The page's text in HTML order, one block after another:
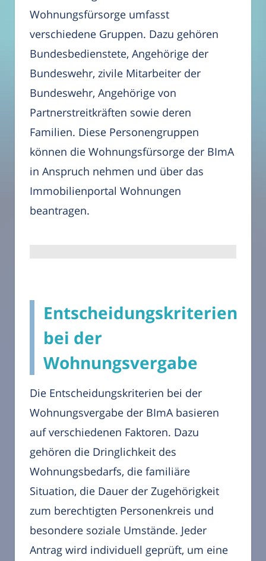
Wohnungsfürsorge umfasst
verschiedene Gruppen. Dazu gehören
Bundesbedienstete, Angehörige der
Bundeswehr, zivile Mitarbeiter der
Bundeswehr, Angehörige von
Partnerstreitkräften sowie deren
Familien. Diese Personengruppen
können die Wohnungsfürsorge der BImA
in Anspruch nehmen und über das
Immobilienportal Wohnungen
beantragen.
Entscheidungskriterien
bei der
Wohnungsvergabe
Die Entscheidungskriterien bei der
Wohnungsvergabe der BImA basieren
auf verschiedenen Faktoren. Dazu
gehören die Dringlichkeit des
Wohnungsbedarfs, die familiäre
Situation, die Dauer der Zugehörigkeit
zum berechtigten Personenkreis und
besondere soziale Umstände. Jeder
Antrag wird individuell geprüft, um eine